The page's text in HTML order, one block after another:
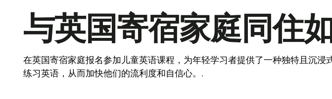
与英国寄宿家庭同住
在英国寄宿家庭报名参加儿童英语课程，为年轻学习者提供了一种独特且沉
练习英语，从而加快他们的流利度和自信心。.